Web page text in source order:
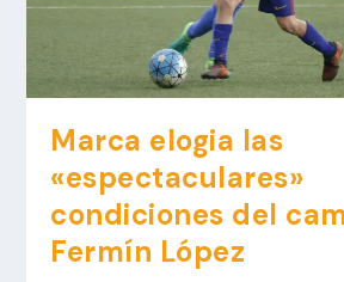
Marca elogia las
«espectaculares»
condiciones del
Fermín López